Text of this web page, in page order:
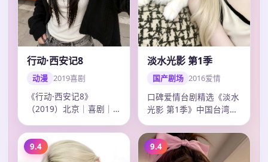
行动·西安记8
动漫 2019喜剧
《行动·西安记8》
（2019）北京｜喜剧｜
主演吴磊、王凯、…
淡水光影 第1季
国产剧场 2016爱情
口碑爱情台剧精选《淡水
光影 第1季》中国台湾热
象深刻，钟孟…
9.4 9.4